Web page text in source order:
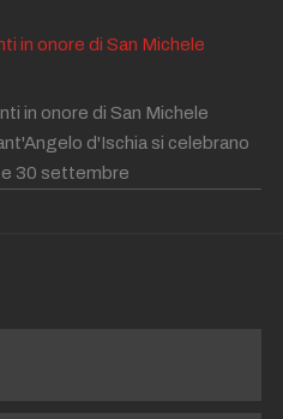
in onore di San Michele
in onore di San Michele
d'Ischia si celebrano
e 30 settembre